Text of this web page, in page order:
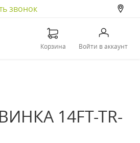
звонок
Корзина Войти в аккаунт
14FT-TR-